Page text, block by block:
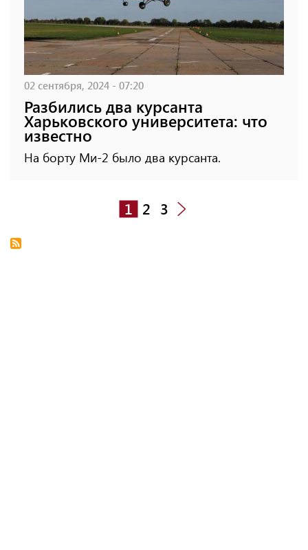
02 сентября, 2024 - 07:20
Разбились два курсанта
Харьковского университета: что
известно
На борту Ми-2 было два курсанта.
1 2 3